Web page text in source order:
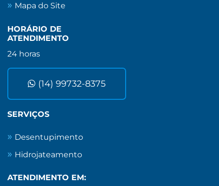
Mapa do Site
HORÁRIO DE
ATENDIMENTO
24 horas
(14) 99732-8375
SERVIÇOS
Desentupimento
Hidrojateamento
ATENDIMENTO EM: